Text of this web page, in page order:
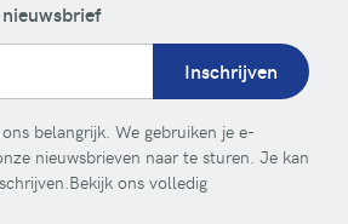
Inschrijven
belangrijk. We gebruiken je e-
nieuwsbrieven naar te sturen. Je kan
ons volledig